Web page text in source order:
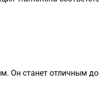
Он станет отличным